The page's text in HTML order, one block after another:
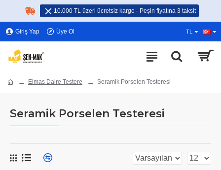
10.000 TL üzeri ücretsiz kargo - Peşin fiyatına 3 taksit
Giriş Yap Üye Ol TL
Elmas Daire Testere Seramik Porselen Testeresi
Seramik Porselen Testeresi